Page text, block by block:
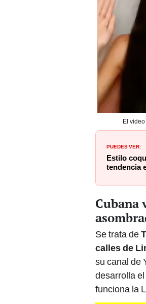
El
PUEDES VER:
Estilo
tendencia
Cubana
Se trata de
calles de
su canal de
desarrolla el
funciona la